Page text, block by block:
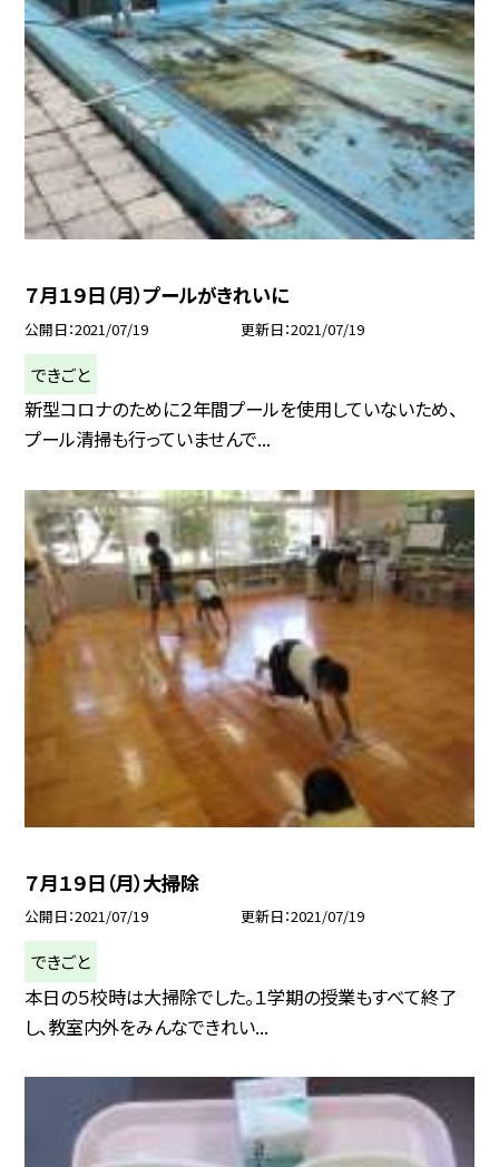
７月１９日（月）プールがきれいに
公開日 2021/07/19 更新日 2021/07/19
できごと
新型コロナのために２年間プールを使用していないため、
プール清掃も行っていませんで...
７月１９日（月）大掃除
公開日 2021/07/19 更新日 2021/07/19
できごと
本日の５校時は大掃除でした。１学期の授業もすべて終了
し、教室内外をみんなできれい...